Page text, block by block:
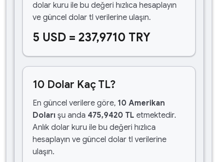
dolar kuru ile bu değeri hızlıca hesaplayın
ve güncel dolar tl verilerine ulaşın.
5 USD = 237,9710 TRY
10 Dolar Kaç TL?
En güncel verilere göre, 10 Amerikan
Doları şu anda 475,9420 TL etmektedir.
Anlık dolar kuru ile bu değeri hızlıca
hesaplayın ve güncel dolar tl verilerine
ulaşın.